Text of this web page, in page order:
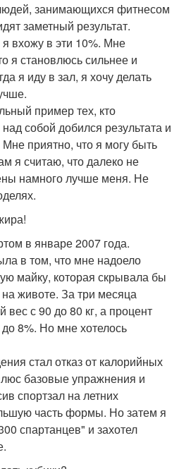
занимающихся фитнесом
заметный результат.
я вхожу в эти 10%. Мне
я становлюсь сильнее и
я иду в зал, я хочу делать
пример тех, кто
собой добился результата и
приятно, что я могу быть
я считаю, что далеко не
намного лучше меня. Не
в январе 2007 года.
в том, что мне надоело
майку, которая скрывала бы
животе. За три месяца
вес с 90 до 80 кг, а процент
8%. Но мне хотелось
стал отказ от калорийных
базовые упражнения и
спортзал на летних
часть формы. Но затем я
спартанцев" и захотел